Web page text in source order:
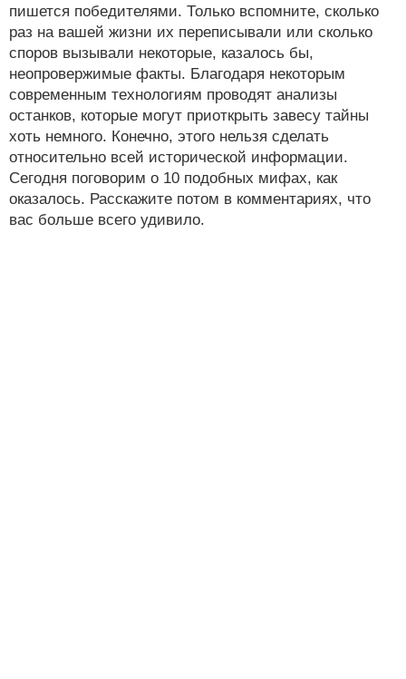
пишется победителями. Только вспомните, сколько
раз на вашей жизни их переписывали или сколько
споров вызывали некоторые, казалось бы,
неопровержимые факты. Благодаря некоторым
современным технологиям проводят анализы
останков, которые могут приоткрыть завесу тайны
хоть немного. Конечно, этого нельзя сделать
относительно всей исторической информации.
Сегодня поговорим о 10 подобных мифах, как
оказалось. Расскажите потом в комментариях, что
вас больше всего удивило.